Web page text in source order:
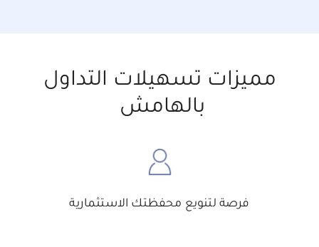
مميزات تسهيلات التداول
بالهامش
فرصة لتنويع محفظتك الاستثمارية